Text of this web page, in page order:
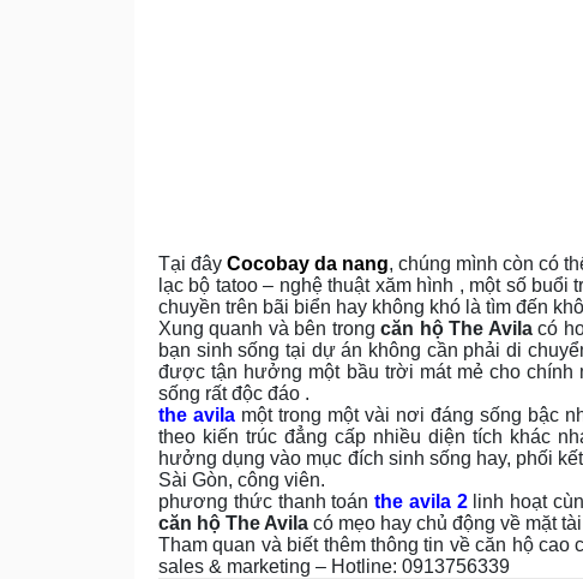
Tại đây Cocobay da nang, chúng mình còn có
lạc bộ tatoo – nghệ thuật xăm hình , một số
chuyền trên bãi biển hay không khó là tìm đến
Xung quanh và bên trongcăn hộ The Avilacó
bạn sinh sống tại dự án không cần phải di
được tận hưởng một bầu trời mát mẻ cho
sống rất độc đáo .
the avilamột trong một vài nơi đáng sống bậc
theo kiến trúc đẳng cấp nhiều diện tích khác
hưởng dụng vào mục đích sinh sống hay, phối
Sài Gòn, công viên.
phương thức thanh toán the avila 2 linh hoạt
căn hộ The Avila có mẹo hay chủ động về mặt
Tham quan và biết thêm thông tin về căn hộ cao
sales & marketing – Hotline: 0913756339